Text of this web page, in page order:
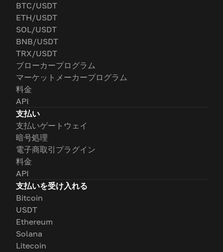
BTC/USDT
ETH/USDT
SOL/USDT
BNB/USDT
TRX/USDT
ブローカープログラム
マーケットメーカープログラム
料金
API
支払い
支払いゲートウェイ
暗号処理
電子商取引プラグイン
料金
API
支払いを受け入れる
Bitcoin
USDT
Ethereum
Solana
Litecoin